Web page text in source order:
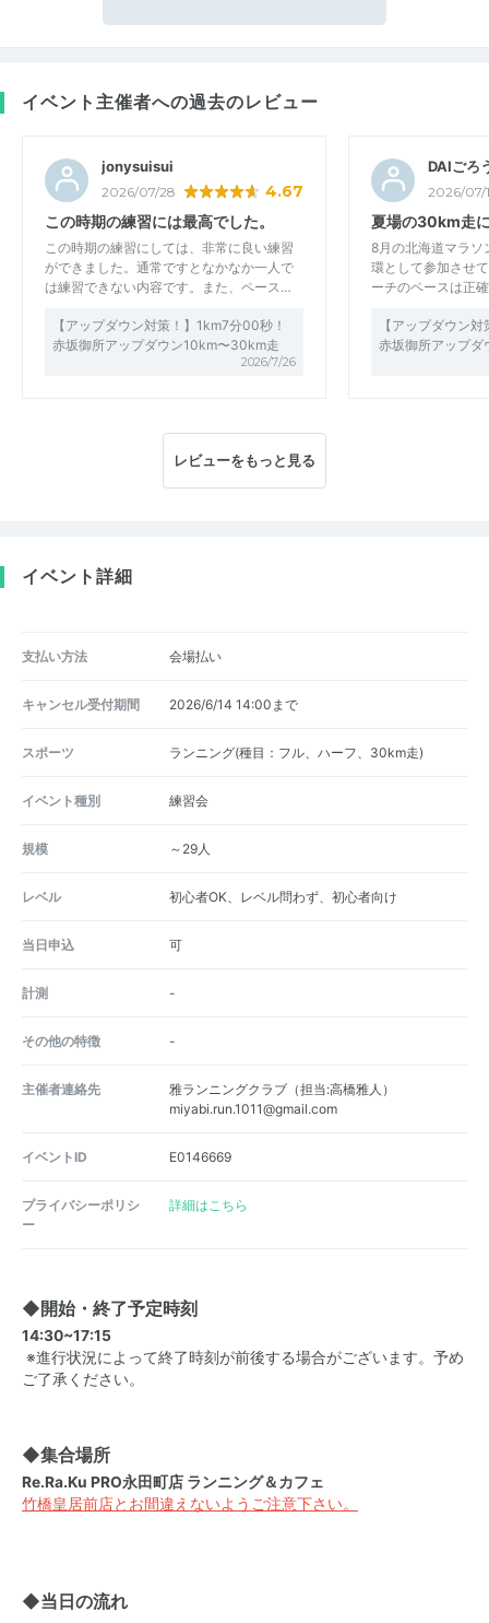
イベント主催者への過去のレビュー
jonysuisui
2026/07/28 4.67
この時期の練習には最高でした。
この時期の練習にしては、非常に良い練習
ができました。通常ですとなかなか一人で
は練習できない内容です。また、ペース…
【アップダウン対策！】1km7分00秒！
赤坂御所アップダウン10km〜30km走
2026/7/26
DAIごろ
2026/07/
夏場の30km走
8月の北海道マラ
環として参加させ
ーチのペースは正
【アップダウン
赤坂御所アップ
レビューをもっと見る
イベント詳細
支払い方法 会場払い
キャンセル受付期間 2026/6/14 14:00まで
スポーツ ランニング(種目：フル、ハーフ、30km走)
イベント種別 練習会
規模 ～29人
レベル 初心者OK、レベル問わず、初心者向け
当日申込 可
計測 -
その他の特徴 -
主催者連絡先
雅ランニングクラブ（担当:高橋雅人）
miyabi.run.1011@gmail.com
イベントID E0146669
プライバシーポリシ
ー
詳細はこちら
◆開始・終了予定時刻
14:30~17:15
※進行状況によって終了時刻が前後する場合がございます。予め
ご了承ください。
◆集合場所
Re.Ra.Ku PRO永田町店 ランニング＆カフェ
竹橋皇居前店とお間違えないようご注意下さい。
◆当日の流れ